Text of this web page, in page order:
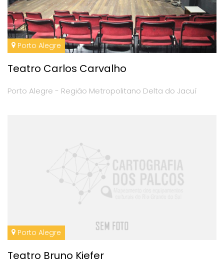
Porto Alegre
Teatro Carlos Carvalho
Porto Alegre - Região Metropolitano Delta do Jacuí
Porto Alegre
Teatro Bruno Kiefer